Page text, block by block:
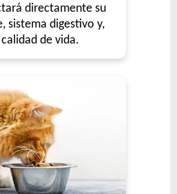
directamente su
sistema digestivo y,
de vida.